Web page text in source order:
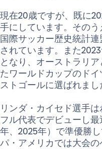
現在20歳ですが、既に
手にしています。そのう
国際サッカー歴史統計連
されています。また
となり、オーストラリ
たワールドカップのド
ストゴールに選ばれまし
リンダ・カイセド選手
フル代表でデビューし
年、2025年）で準優勝
パ・アメリカでは大会の